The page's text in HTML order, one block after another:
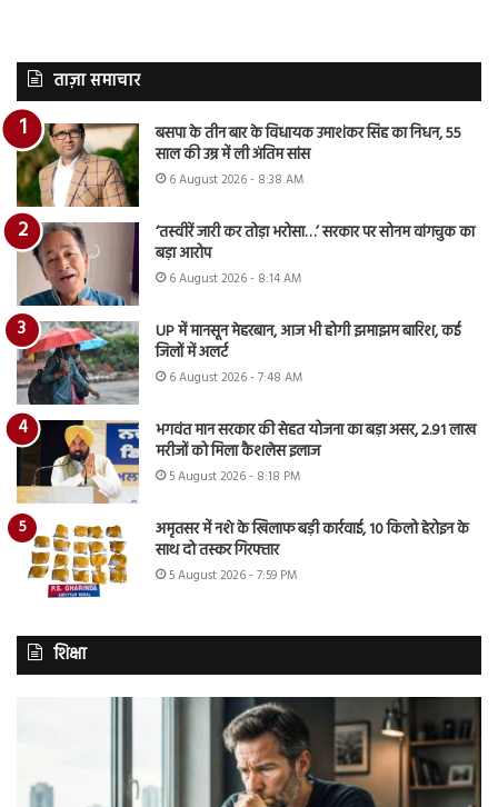
ताज़ा समाचार
बसपा के तीन बार के विधायक उमाशंकर सिंह का निधन, 55
साल की उम्र में ली अंतिम सांस
6 August 2026 - 8:38 AM
‘तस्वीरें जारी कर तोड़ा भरोसा…’ सरकार पर सोनम वांगचुक का
बड़ा आरोप
6 August 2026 - 8:14 AM
UP में मानसून मेहरबान, आज भी होगी झमाझम बारिश, कई
जिलों में अलर्ट
6 August 2026 - 7:48 AM
भगवंत मान सरकार की सेहत योजना का बड़ा असर, 2.91 लाख
मरीजों को मिला कैशलेस इलाज
5 August 2026 - 8:18 PM
अमृतसर में नशे के खिलाफ बड़ी कार्रवाई, 10 किलो हेरोइन के
साथ दो तस्कर गिरफ्तार
5 August 2026 - 7:59 PM
शिक्षा